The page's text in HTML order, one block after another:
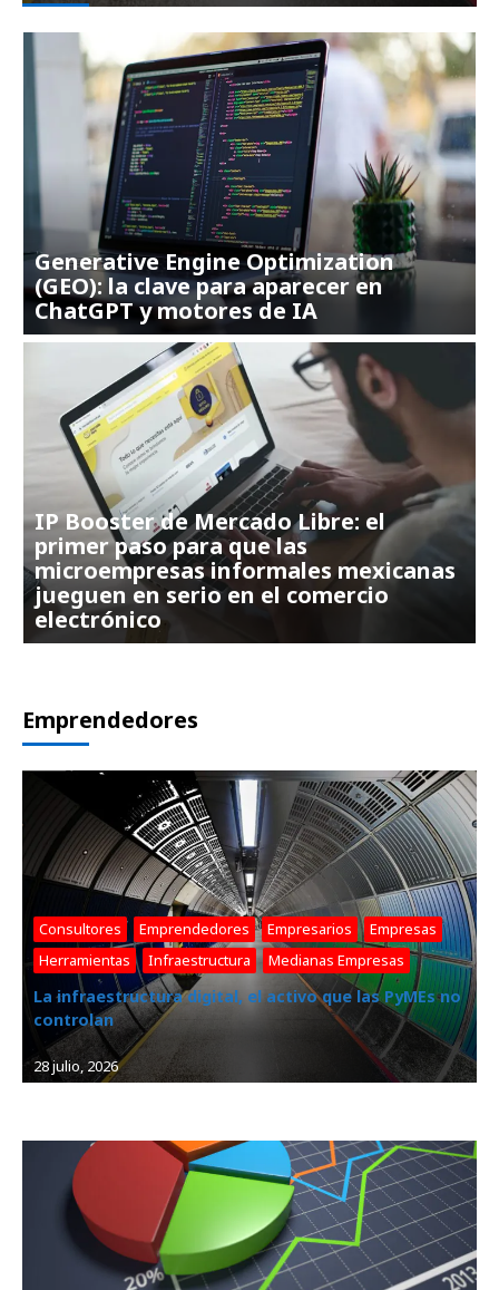
Generative Engine Optimization
(GEO): la clave para aparecer en
ChatGPT y motores de IA
IP Booster de Mercado Libre: el
primer paso para que las
microempresas informales mexicanas
jueguen en serio en el comercio
electrónico
Emprendedores
Consultores , Emprendedores , Empresarios , Empresas ,
Herramientas , Infraestructura , Medianas Empresas
La infraestructura digital, el activo que las PyMEs no
controlan
28 julio, 2026